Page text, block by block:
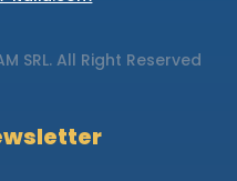
SRL. All Right Reserved